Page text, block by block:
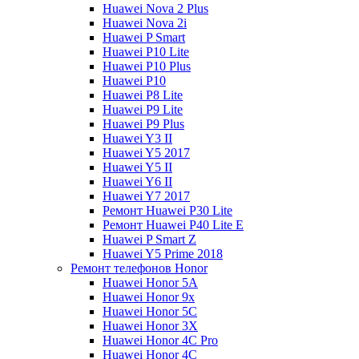
Huawei Nova 2 Plus
Huawei Nova 2i
Huawei P Smart
Huawei P10 Lite
Huawei P10 Plus
Huawei P10
Huawei P8 Lite
Huawei P9 Lite
Huawei P9 Plus
Huawei Y3 II
Huawei Y5 2017
Huawei Y5 II
Huawei Y6 II
Huawei Y7 2017
Ремонт Huawei P30 Lite
Ремонт Huawei P40 Lite E
Huawei P Smart Z
Huawei Y5 Prime 2018
Ремонт телефонов Honor
Huawei Honor 5A
Huawei Honor 9x
Huawei Honor 5C
Huawei Honor 3X
Huawei Honor 4C Pro
Huawei Honor 4C